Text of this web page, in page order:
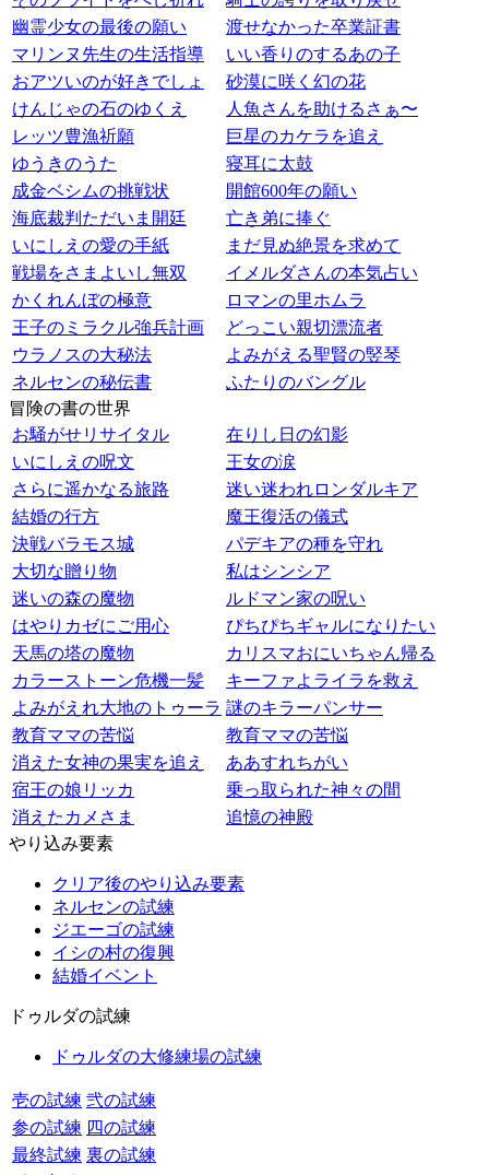
幽霊少女の最後の願い
渡せなかった卒業証書
マリンヌ先生の生活指導
いい香りのするあの子
おアツいのが好きでしょ
砂漠に咲く幻の花
けんじゃの石のゆくえ
人魚さんを助けるさぁ〜
レッツ豊漁祈願
巨星のカケラを追え
ゆうきのうた
寝耳に太鼓
成金ベシムの挑戦状
開館600年の願い
海底裁判ただいま開廷
亡き弟に捧ぐ
いにしえの愛の手紙
まだ見ぬ絶景を求めて
戦場をさまよいし無双
イメルダさんの本気占い
かくれんぼの極意
ロマンの里ホムラ
王子のミラクル強兵計画
どっこい親切漂流者
ウラノスの大秘法
よみがえる聖賢の竪琴
ネルセンの秘伝書
ふたりのバングル
冒険の書の世界
お騒がせリサイタル
在りし日の幻影
いにしえの呪文
王女の涙
さらに遥かなる旅路
迷い迷われロンダルキア
結婚の行方
魔王復活の儀式
決戦バラモス城
パデキアの種を守れ
大切な贈り物
私はシンシア
迷いの森の魔物
ルドマン家の呪い
はやりカゼにご用心
ぴちぴちギャルになりたい
天馬の塔の魔物
カリスマおにいちゃん帰る
カラーストーン危機一髪
キーファよライラを救え
よみがえれ大地のトゥーラ 謎のキラーパンサー
教育ママの苦悩
教育ママの苦悩
消えた女神の果実を追え
ああすれちがい
宿王の娘リッカ
乗っ取られた神々の間
消えたカメさま
追憶の神殿
やり込み要素
クリア後のやり込み要素
ネルセンの試練
ジエーゴの試練
イシの村の復興
結婚イベント
ドゥルダの試練
ドゥルダの大修練場の試練
壱の試練 弐の試練
参の試練 四の試練
最終試練 裏の試練